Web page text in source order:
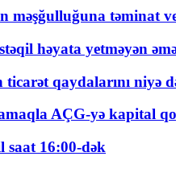
məşğulluğuna təminat
həyata yetməyən
qaydalarını niyə
AÇG-yə kapital
saat 16:00-dək